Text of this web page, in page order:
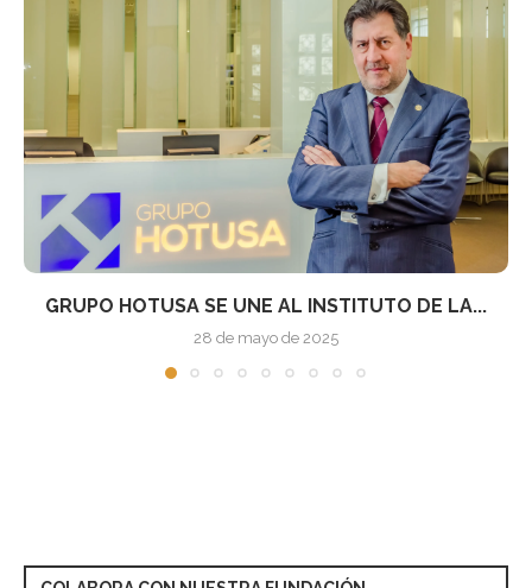
LA...
LAS INSOLVENCIAS EMPRESARIALES
AUMENTAN UN 5,2%...
6 de mayo de 2025